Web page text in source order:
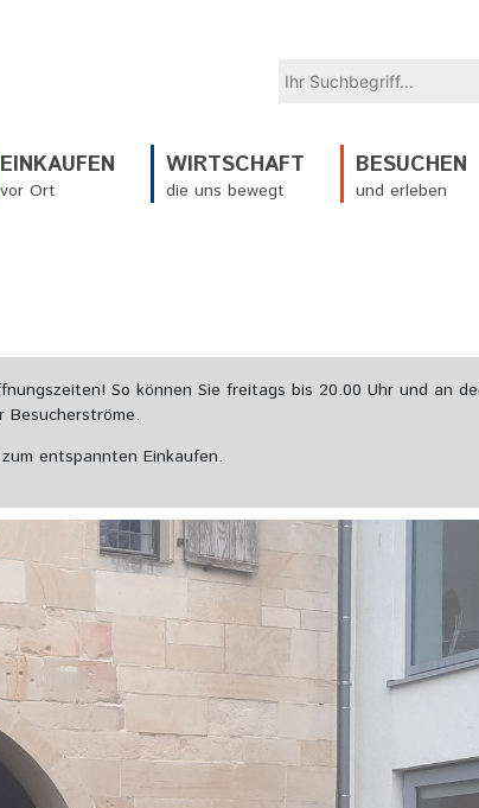
EINKAUFEN
vor Ort
WIRTSCHAFT
die uns bewegt
BESUCHEN
und erleben
So können Sie freitags bis 20.00 Uhr und an
entspannten Einkaufen.